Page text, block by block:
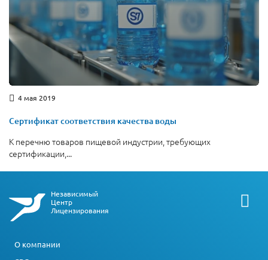
4 мая 2019
Сертификат соответствия качества воды
К перечню товаров пищевой индустрии, требующих
сертификации,...
Независимый
Центр
Лицензирования
О компании